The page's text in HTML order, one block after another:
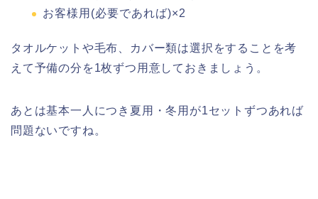
お客様用(必要であれば)×2
タオルケットや毛布、カバー類は選択をすることを考
えて予備の分を1枚ずつ用意しておきましょう。
あとは基本一人につき夏用・冬用が1セットずつあれば
問題ないですね。